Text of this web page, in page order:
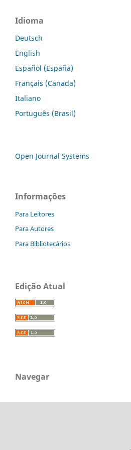
Idioma
Deutsch
English
Español (España)
Français (Canada)
Italiano
Português (Brasil)
Open Journal Systems
Informações
Para Leitores
Para Autores
Para Bibliotecários
Edição Atual
Navegar